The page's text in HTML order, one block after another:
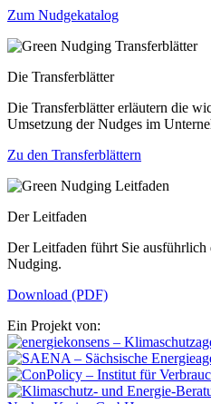
Zum Nudgekatalog
Die Transferblätter
Die Transferblätter erläutern die
Umsetzung der Nudges im
Zu den Transferblättern
Der Leitfaden
Der Leitfaden führt Sie ausführlich
Nudging.
Download (PDF)
Ein Projekt von: